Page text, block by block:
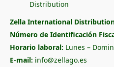
Zella International Distribution
Número de Identificación
Horario laboral: Lunes –
E-mail: info@zellago.es